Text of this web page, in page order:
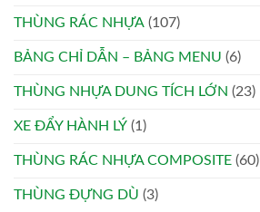
THÙNG RÁC NHỰA (107)
BẢNG CHỈ DẪN – BẢNG MENU (6)
THÙNG NHỰA DUNG TÍCH LỚN (23)
XE ĐẨY HÀNH LÝ (1)
THÙNG RÁC NHỰA COMPOSITE (60)
THÙNG ĐỰNG DÙ (3)